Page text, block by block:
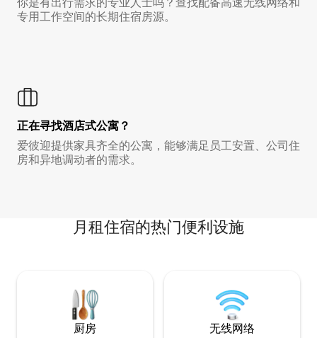
专用工作空间的长期住宿房源。
正在寻找酒店式公寓？
爱彼迎提供家具齐全的公寓，能够满足员工安置、公司住
房和异地调动者的需求。
月租住宿的热门便利设施
厨房 无线网络